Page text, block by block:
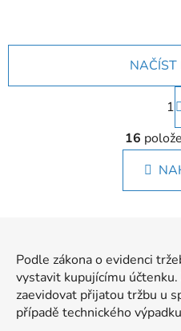
l
t
1
16
Podle zákona o evidenci
vystavit kupujícímu
zaevidovat přijatou tržbu u
případě technického